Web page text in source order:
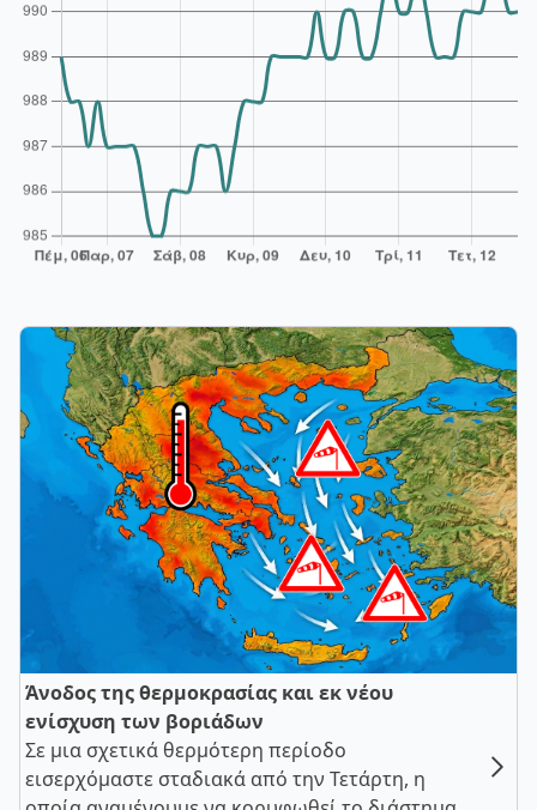
Άνοδος της θερμοκρασίας και εκ νέου
ενίσχυση των βοριάδων
Σε μια σχετικά θερμότερη περίοδο
εισερχόμαστε σταδιακά από την Τετάρτη, η